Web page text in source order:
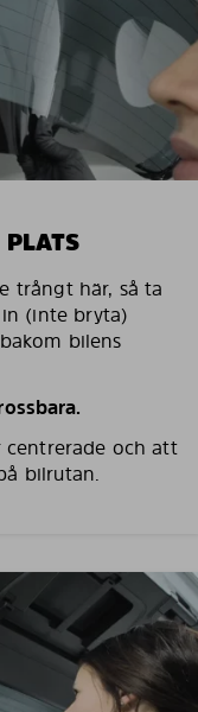
trångt här, så ta
(inte bryta)
bilens
centrerade och att
bilrutan.